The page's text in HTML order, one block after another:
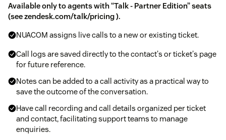
Available only to agents with “Talk - Partner Edition” seats
(seezendesk.com/talk/pricing).
NUACOM assigns live calls to a new or existing ticket.
Call logs are saved directly to the contact's or ticket's page
for future reference.
Notes can be added to a call activity as a practical way to
save the outcome of the conversation.
Have call recording and call details organized per ticket
and contact, facilitating support teams to manage
enquiries.